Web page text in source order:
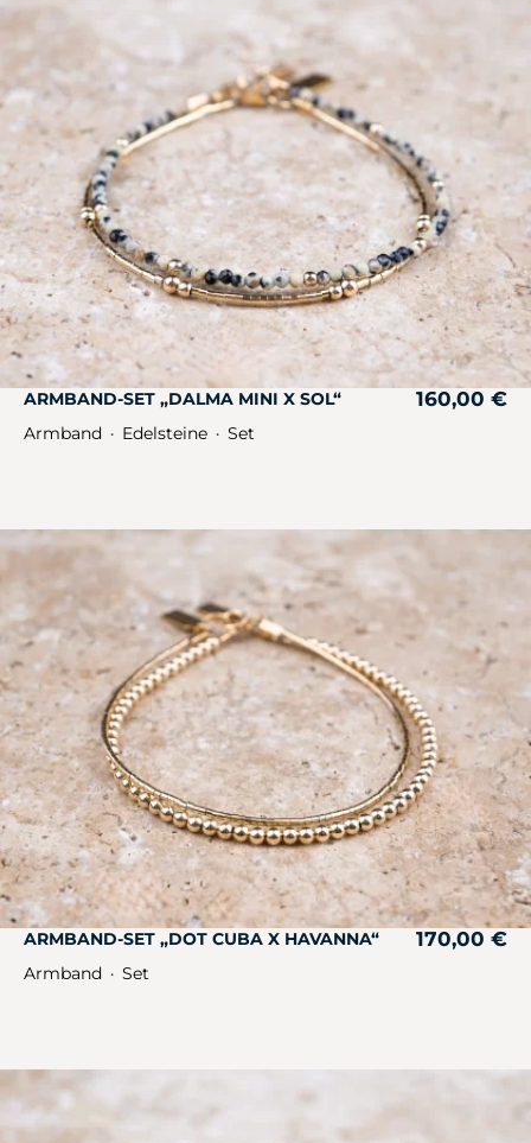
ARMBAND-SET „DALMA MINI X SOL“ 160,00 €
Armband ・ Edelsteine ・ Set
ARMBAND-SET „DOT CUBA X HAVANNA“ 170,00 €
Armband ・ Set